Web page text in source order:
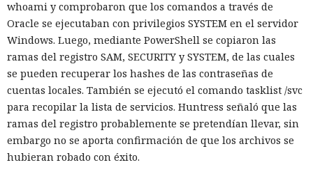
de ser detenido y entregado a la justicia estadounidense por
uno de los mayores hackeos de los últimos años — ataque a
la plataforma en la nube Snowflake.
Muka, de 26 años, se declaró culpable de cargos de fraude
informático y telefónico, robo agravado de datos personales
y conspiración en un tribunal federal del estado de
Washington. Su sentencia se dictará el 27 de octubre; la
pena máxima es de hasta 32 años de prisión.
Muka y sus cómplices utilizaron credenciales robadas para
whoami y comprobaron que los comandos a través de
Oracle se ejecutaban con privilegios SYSTEM en el servidor
Windows. Luego, mediante PowerShell se copiaron las
ramas del registro SAM, SECURITY y SYSTEM, de las cuales
se pueden recuperar los hashes de las contraseñas de
cuentas locales. También se ejecutó el comando tasklist /svc
para recopilar la lista de servicios. Huntress señaló que las
ramas del registro probablemente se pretendían llevar, sin
embargo no se aporta confirmación de que los archivos se
hubieran robado con éxito.